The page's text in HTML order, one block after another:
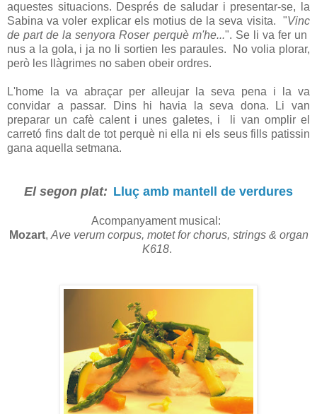
aquestes situacions. Després de saludar i presentar-se, la
Sabina va voler explicar els motius de la seva visita. "Vinc
de part de la senyora Roser perquè m'he...". Se li va fer un
nus a la gola, i ja no li sortien les paraules. No volia plorar,
però les llàgrimes no saben obeir ordres.
L'home la va abraçar per alleujar la seva pena i la va
convidar a passar. Dins hi havia la seva dona. Li van
preparar un cafè calent i unes galetes, i li van omplir el
carretó fins dalt de tot perquè ni ella ni els seus fills patissin
gana aquella setmana.
El segon plat: Lluç amb mantell de verdures
Acompanyament musical:
Mozart, Ave verum corpus, motet for chorus, strings & organ
K618.